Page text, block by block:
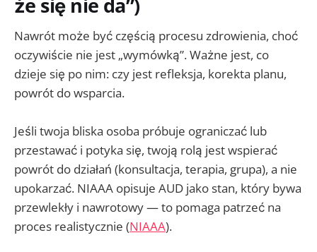
że się nie da”)
Nawrót może być częścią procesu zdrowienia, choć
oczywiście nie jest „wymówką”. Ważne jest, co
dzieje się po nim: czy jest refleksja, korekta planu,
powrót do wsparcia.
Jeśli twoja bliska osoba próbuje ograniczać lub
przestawać i potyka się, twoją rolą jest wspierać
powrót do działań (konsultacja, terapia, grupa), a nie
upokarzać. NIAAA opisuje AUD jako stan, który bywa
przewlekły i nawrotowy — to pomaga patrzeć na
proces realistycznie (NIAAA).